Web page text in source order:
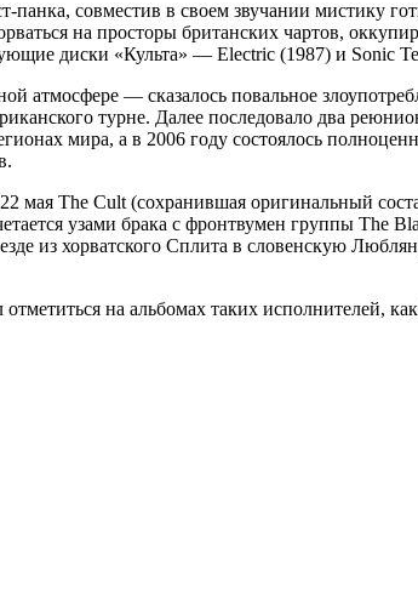
панка, совместив в своем звучании мистику
на просторы британских чартов,
диски «Культа» — Electric (1987) и Sonic
атмосфере — сказалось повальное
турне. Далее последовало два
мира, а в 2006 году состоялось
мая The Cult (сохранившая оригинальный
узами брака с фронтвумен группы
из хорватского Сплита в словенскую
на альбомах таких